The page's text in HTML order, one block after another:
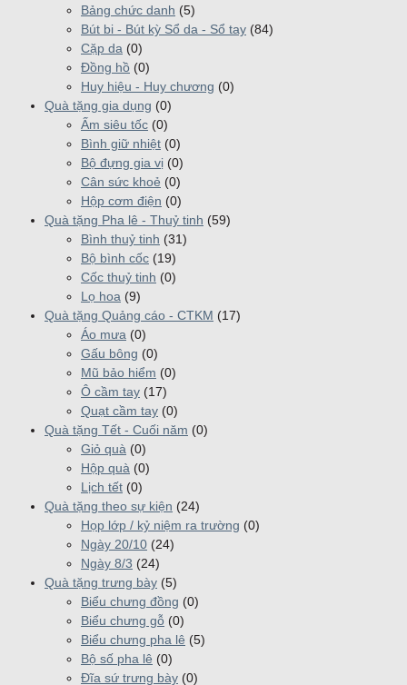
Bảng chức danh (5)
Bút bi - Bút kỳ Sổ da - Sổ tay (84)
Cặp da (0)
Đồng hồ (0)
Huy hiệu - Huy chương (0)
Quà tặng gia dụng (0)
Ấm siêu tốc (0)
Bình giữ nhiệt (0)
Bộ đựng gia vị (0)
Cân sức khoẻ (0)
Hộp cơm điện (0)
Quà tặng Pha lê - Thuỷ tinh (59)
Bình thuỷ tinh (31)
Bộ bình cốc (19)
Cốc thuỷ tinh (0)
Lọ hoa (9)
Quà tặng Quảng cáo - CTKM (17)
Áo mưa (0)
Gấu bông (0)
Mũ bảo hiểm (0)
Ô cầm tay (17)
Quạt cầm tay (0)
Quà tặng Tết - Cuối năm (0)
Giỏ quà (0)
Hộp quà (0)
Lịch tết (0)
Quà tặng theo sự kiện (24)
Họp lớp / kỷ niệm ra trường (0)
Ngày 20/10 (24)
Ngày 8/3 (24)
Quà tặng trưng bày (5)
Biểu chưng đồng (0)
Biểu chưng gỗ (0)
Biểu chưng pha lê (5)
Bộ số pha lê (0)
Đĩa sứ trưng bày (0)